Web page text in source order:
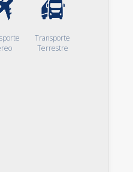
Transporte
Terrestre